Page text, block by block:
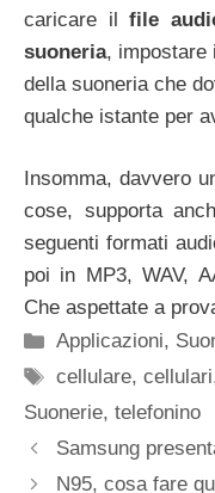
caricare il file
suoneria, impostare
della suoneria che
qualche istante per
Insomma, davvero
cose, supporta
seguenti formati
poi in MP3, WAV,
Che aspettate a
Categorie
Applicazioni,
Tag
cellulare,cellulari
Suonerie, telefonino
Samsung
N95, cosa fare